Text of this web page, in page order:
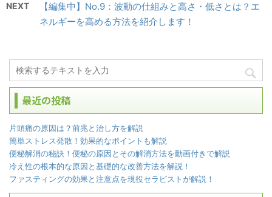
NEXT
【編集中】No.9：波動の仕組みと高さ・低さとは？エ
ネルギーを高める方法を紹介します！
最近の投稿
片頭痛の原因は？前兆と治し方を解説
簡単ストレス発散！効果的なポイントも解説
便秘解消の秘訣！便秘の原因とその解消方法を動画付きで解説
冷え性の根本的な原因と基礎的な改善方法を解説！
ファスティングの効果と注意点を現役セラピストが解説！